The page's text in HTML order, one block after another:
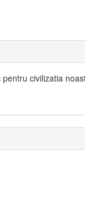
civilizatia